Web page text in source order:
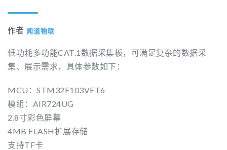
作者 闻道物联
低功耗多功能CAT.1数据采集板，可满足复杂的数据采
集、展示需求，具体参数如下：
MCU：STM32F103VET6
模组：AIR724UG
2.8寸彩色屏幕
4MB FLASH扩展存储
支持TF卡